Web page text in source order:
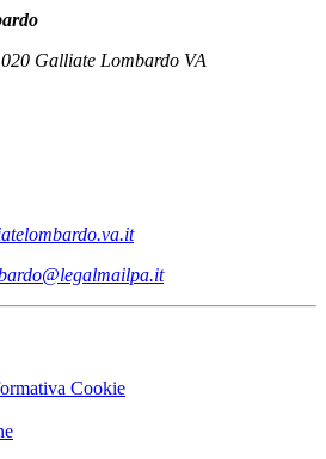
Galliate Lombardo VA
Cookie